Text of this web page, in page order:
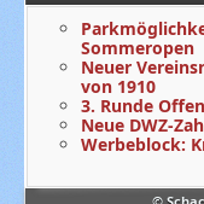
Sommeropen
Neuer
von 1910
3. Runde
Neue DWZ-
Werbeblock: